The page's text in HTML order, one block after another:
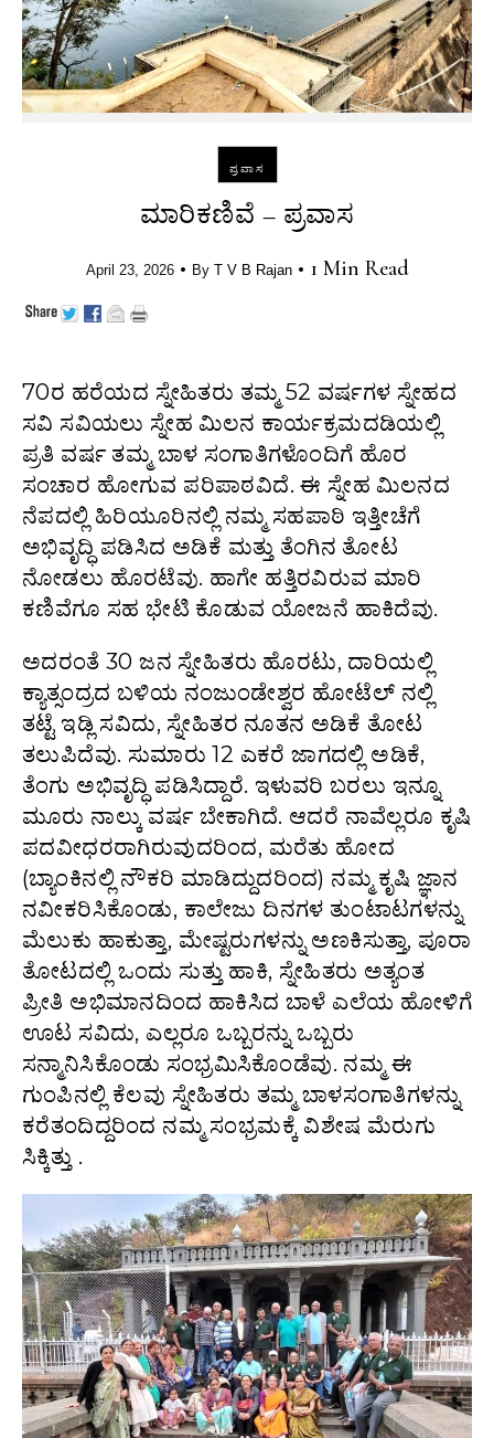
ಪ್ರವಾಸ
ಮಾರಿಕಣಿವೆ – ಪ್ರವಾಸ
April 23, 2026 • By T V B Rajan • 1 Min Read
70ರ ಹರೆಯದ ಸ್ನೇಹಿತರು ತಮ್ಮ 52 ವರ್ಷಗಳ ಸ್ನೇಹದ
ಸವಿ ಸವಿಯಲು ಸ್ನೇಹ ಮಿಲನ ಕಾರ್ಯಕ್ರಮದಡಿಯಲ್ಲಿ
ಪ್ರತಿ ವರ್ಷ ತಮ್ಮ ಬಾಳ ಸಂಗಾತಿಗಳೊಂದಿಗೆ ಹೊರ
ಸಂಚಾರ ಹೋಗುವ ಪರಿಪಾಠವಿದೆ. ಈ ಸ್ನೇಹ ಮಿಲನದ
ನೆಪದಲ್ಲಿ ಹಿರಿಯೂರಿನಲ್ಲಿ ನಮ್ಮ ಸಹಪಾಠಿ ಇತ್ತೀಚೆಗೆ
ಅಭಿವೃದ್ಧಿ ಪಡಿಸಿದ ಅಡಿಕೆ ಮತ್ತು ತೆಂಗಿನ ತೋಟ
ನೋಡಲು ಹೊರಟೆವು. ಹಾಗೇ ಹತ್ತಿರವಿರುವ ಮಾರಿ
ಕಣಿವೆಗೂ ಸಹ ಭೇಟಿ ಕೊಡುವ ಯೋಜನೆ ಹಾಕಿದೆವು.
ಅದರಂತೆ 30 ಜನ ಸ್ನೇಹಿತರು ಹೊರಟು, ದಾರಿಯಲ್ಲಿ
ಕ್ಯಾತ್ಸಂದ್ರದ ಬಳಿಯ ನಂಜುಂಡೇಶ್ವರ ಹೋಟೆಲ್ ನಲ್ಲಿ
ತಟ್ಟೆ ಇಡ್ಲಿ ಸವಿದು, ಸ್ನೇಹಿತರ ನೂತನ ಅಡಿಕೆ ತೋಟ
ತಲುಪಿದೆವು. ಸುಮಾರು 12 ಎಕರೆ ಜಾಗದಲ್ಲಿ ಅಡಿಕೆ,
ತೆಂಗು ಅಭಿವೃದ್ಧಿ ಪಡಿಸಿದ್ದಾರೆ. ಇಳುವರಿ ಬರಲು ಇನ್ನೂ
ಮೂರು ನಾಲ್ಕು ವರ್ಷ ಬೇಕಾಗಿದೆ. ಆದರೆ ನಾವೆಲ್ಲರೂ ಕೃಷಿ
ಪದವೀಧರರಾಗಿರುವುದರಿಂದ, ಮರೆತು ಹೋದ
(ಬ್ಯಾಂಕಿನಲ್ಲಿ ನೌಕರಿ ಮಾಡಿದ್ದುದರಿಂದ) ನಮ್ಮ ಕೃಷಿ ಜ್ಞಾನ
ನವೀಕರಿಸಿಕೊಂಡು, ಕಾಲೇಜು ದಿನಗಳ ತುಂಟಾಟಗಳನ್ನು
ಮೆಲುಕು ಹಾಕುತ್ತಾ, ಮೇಷ್ಟರುಗಳನ್ನು ಅಣಕಿಸುತ್ತಾ, ಪೂರಾ
ತೋಟದಲ್ಲಿ ಒಂದು ಸುತ್ತು ಹಾಕಿ, ಸ್ನೇಹಿತರು ಅತ್ಯಂತ
ಪ್ರೀತಿ ಅಭಿಮಾನದಿಂದ ಹಾಕಿಸಿದ ಬಾಳೆ ಎಲೆಯ ಹೋಳಿಗೆ
ಊಟ ಸವಿದು, ಎಲ್ಲರೂ ಒಬ್ಬರನ್ನು ಒಬ್ಬರು
ಸನ್ಮಾನಿಸಿಕೊಂಡು ಸಂಭ್ರಮಿಸಿಕೊಂಡೆವು. ನಮ್ಮ ಈ
ಗುಂಪಿನಲ್ಲಿ ಕೆಲವು ಸ್ನೇಹಿತರು ತಮ್ಮ ಬಾಳಸಂಗಾತಿಗಳನ್ನು
ಕರೆತಂದಿದ್ದರಿಂದ ನಮ್ಮ ಸಂಭ್ರಮಕ್ಕೆ ವಿಶೇಷ ಮೆರುಗು
ಸಿಕ್ಕಿತ್ತು .